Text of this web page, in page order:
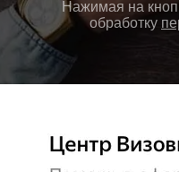
Нажимая на
обработку